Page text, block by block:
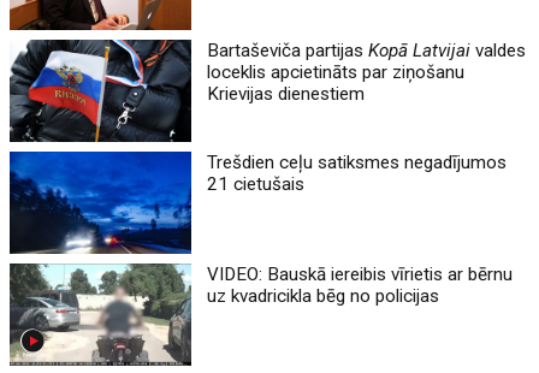
Bartaševiča partijasKopā Latvijai valdes
loceklis apcietināts par ziņošanu
Krievijas dienestiem
Trešdien ceļu satiksmes negadījumos
21 cietušais
VIDEO: Bauskā iereibis vīrietis ar bērnu
uz kvadricikla bēg no policijas